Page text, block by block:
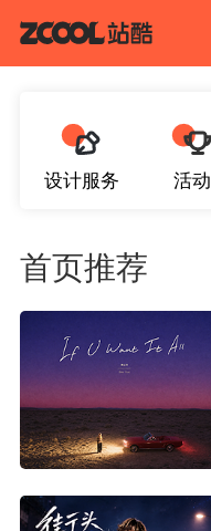
设计服务 活动
首页推荐